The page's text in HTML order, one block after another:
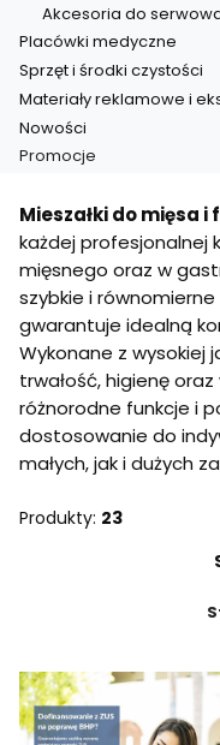
Akcesoria do
Placówki medyczne
Sprzęt i środki czystości
Materiały reklamowe i
Nowości
Promocje
Mieszałki do mięsa i
każdej profesjonalnej
mięsnego oraz w
szybkie i
gwarantuje idealną
Wykonane z wysokiej
trwałość, higienę
różnorodne funkcje i
dostosowanie do
małych, jak i dużych
Produkty: 23